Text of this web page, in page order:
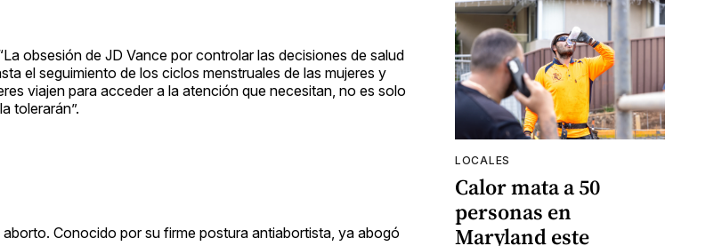
obsesión de JD Vance por controlar las decisiones de salud
el seguimiento de los ciclos menstruales de las mujeres y
viajen para acceder a la atención que necesitan, no es solo
tolerarán”.
Conocido por su firme postura antiabortista, ya abogó
LOCALES
Calor mata a 50
personas en
Maryland este